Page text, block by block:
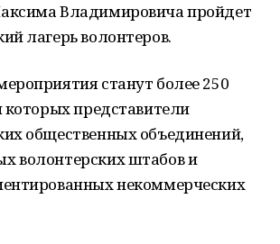
Владимировича пройдет
лагерь волонтеров.
станут более 250
которых представители
общественных объединений,
волонтерских штабов и
некоммерческих